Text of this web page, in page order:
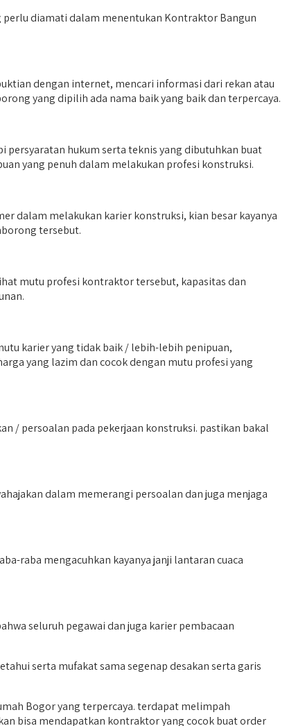
diamati dalam menentukan Kontraktor Bangun
dengan internet, mencari informasi dari rekan atau
yang dipilih ada nama baik yang baik dan terpercaya.
hukum serta teknis yang dibutuhkan buat
yang penuh dalam melakukan profesi konstruksi.
dalam melakukan karier konstruksi, kian besar kayanya
tersebut.
mutu profesi kontraktor tersebut, kapasitas dan
karier yang tidak baik / lebih-lebih penipuan,
yang lazim dan cocok dengan mutu profesi yang
/ persoalan pada pekerjaan konstruksi. pastikan bakal
dalam memerangi persoalan dan juga menjaga
raba mengacuhkan kayanya janji lantaran cuaca
seluruh pegawai dan juga karier pembacaan
serta mufakat sama segenap desakan serta garis
Bogor yang terpercaya. terdapat melimpah
bisa mendapatkan kontraktor yang cocok buat order